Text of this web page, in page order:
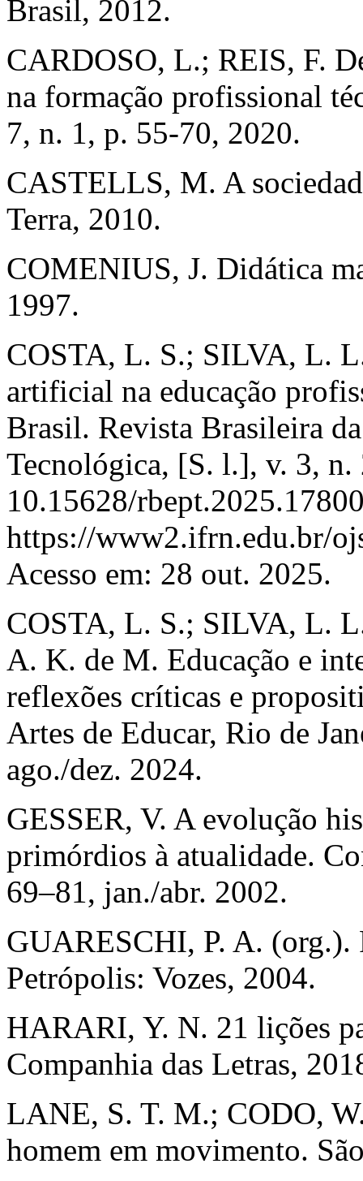
Brasil, 2012.
CARDOSO, L.; REIS, F.
na formação profissional
7, n. 1, p. 55-70, 2020.
CASTELLS, M. A
Terra, 2010.
COMENIUS, J. Didática
1997.
COSTA, L. S.; SILVA, L.
artificial na educação
Brasil. Revista Brasileira
Tecnológica, [S. l.], v. 3,
10.15628/
https://www2.ifrn.edu.br/
Acesso em: 28 out. 2025.
COSTA, L. S.; SILVA, L.
A. K. de M. Educação e
reflexões críticas e
Artes de Educar, Rio de
ago./dez. 2024.
GESSER, V. A evolução
primórdios à atualidade.
69–81, jan./abr. 2002.
GUARESCHI, P. A. (org.).
Petrópolis: Vozes, 2004.
HARARI, Y. N. 21 lições
Companhia das Letras,
LANE, S. T. M.; CODO,
homem em movimento.